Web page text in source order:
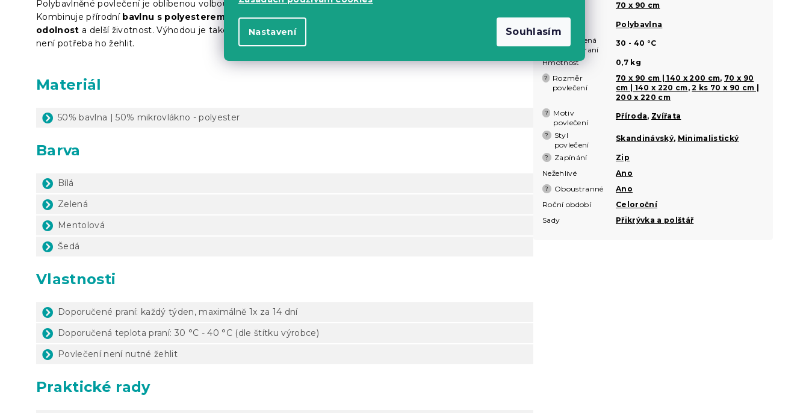
Nastavení Souhlasím
Polybavlněné povlečení je oblíbenou volbou pro každodenní používání díky svému praktickému složení.
Kombinuje přírodní bavlnu s polyesterem , čímž nabízí příjemný dotek, dobrou
a zároveň vyšší
odolnost a delší životnost. Výhodou je také snadná údržba
nižší mačkavosti
není potřeba ho žehlit.
Materiál
50% bavlna | 50% mikrovlákno - polyester
Barva
Bílá
Zelená
Mentolová
Šedá
Vlastnosti
Doporučené praní: každý týden, maximálně 1x za 14 dní
Doporučená teplota praní: 30 °C - 40 °C (dle štítku výrobce)
Povlečení není nutné žehlit
Praktické rady
70 x 90 cm
Polybavlna
Doporučená
teplota praní
30 - 40 °C
Hmotnost 0,7 kg
?
Rozměr
povlečení
70 x 90 cm | 140 x 200 cm, 70 x 90
cm | 140 x 220 cm,2 ks 70 x 90 cm |
200 x 220 cm
?
Motiv
povlečení
Příroda, Zvířata
?
Styl
povlečení
Skandinávský, Minimalistický
? Zapínání
Zip
Nežehlivé
Ano
? Oboustranné
Ano
Roční období
Celoroční
Sady
Přikrývka a polštář